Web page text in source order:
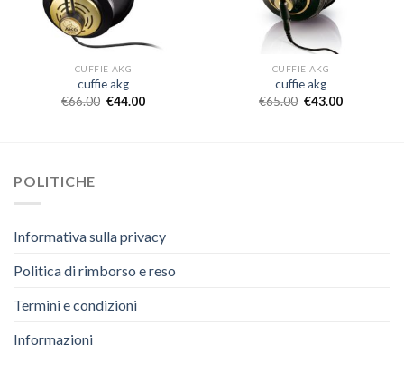
CUFFIE AKG
cuffie akg
€66.00 €44.00
CUFFIE AKG
cuffie akg
€65.00 €43.00
POLITICHE
Informativa sulla privacy
Politica di rimborso e reso
Termini e condizioni
Informazioni